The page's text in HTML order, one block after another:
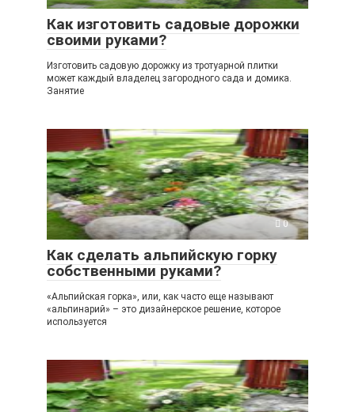
Как изготовить садовые дорожки
своими руками?
Изготовить садовую дорожку из тротуарной плитки
может каждый владелец загородного сада и домика.
Занятие
0
Как сделать альпийскую горку
собственными руками?
«Альпийская горка», или, как часто еще называют
«альпинарий» – это дизайнерское решение, которое
используется